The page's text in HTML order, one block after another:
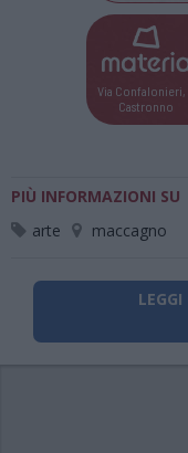
Via Confalonieri,
Castronno
PIÙ INFORMAZIONI SU
arte
maccagno